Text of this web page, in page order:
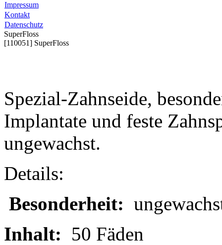
Impressum
Kontakt
Datenschutz
SuperFloss
[110051] SuperFloss
Spezial-Zahnseide,
Implantate und feste
ungewachst.
Details:
Besonderheit:
Inhalt: 50 Fäden